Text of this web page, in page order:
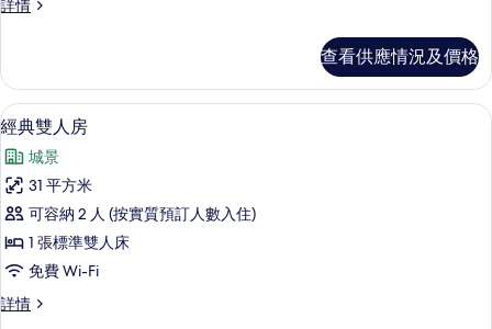
華
房,
露
台
的
相
片
詳情
露
台
詳
查看供應情況及價格
載
入
所
有
經
典
雙
人
房內夾萬、書桌、手提電腦工作空間
6
經典雙人房
城景
31 平方米
可容納 2 人 (按實質預訂人數入住)
1 張標準雙人床
免費 Wi-Fi
詳情
經